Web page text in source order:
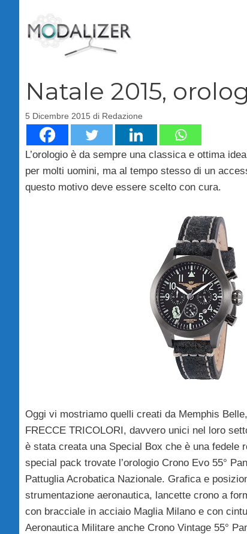
contenuto
Natale 2015,
5 Dicembre 2015 di Redazione
L’orologio è da sempre una classica e ottima
per molti uomini, ma al tempo stesso di un
questo motivo deve essere scelto con cura.
Oggi vi mostriamo quelli creati da Memphis
FRECCE TRICOLORI, davvero unici nel loro
è stata creata una Special Box che è una fedele
special pack trovate l’orologio Crono Evo 55°
Pattuglia Acrobatica Nazionale. Grafica e
strumentazione aeronautica, lancette crono a
con bracciale in acciaio Maglia Milano e con
Aeronautica Militare anche Crono Vintage 55°